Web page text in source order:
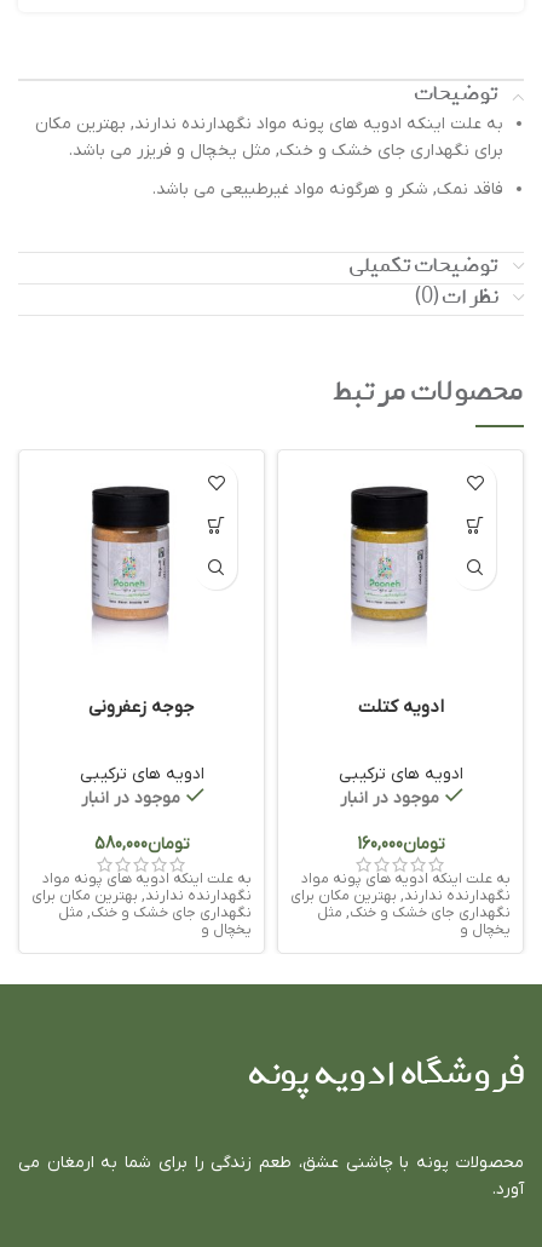
توضیحات
به علت اینکه ادویه های پونه مواد نگهدارنده ندارند, بهترین مکان
برای نگهداری جای خشک و خنک, مثل یخچال و فریزر می باشد.
فاقد نمک, شکر و هرگونه مواد غیرطبیعی می باشد.
توضیحات تکمیلی
نظرات (0)
محصولات مرتبط
ادویه کتلت
ادویه های ترکیبی
موجود در انبار
تومان
به علت اینکه ادویه های پونه مواد
نگهدارنده ندارند, بهترین مکان برای
نگهداری جای خشک و خنک, مثل
یخچال و
جوجه زعفرونی
ادویه های ترکیبی
موجود در انبار
تومان
به علت اینکه ادویه های پونه مواد
نگهدارنده ندارند, بهترین مکان برای
نگهداری جای خشک و خنک, مثل
یخچال و
فروشگاه ادویه پونه
محصولات پونه با چاشني عشق، طعم زندگي را براي شما به ارمغان مي
آورد.